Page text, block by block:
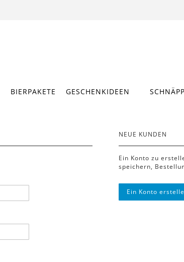
BIERPAKETE GESCHENKIDEEN
NEUE KUNDEN
Ein Konto zu
speichern,
Ein Konto